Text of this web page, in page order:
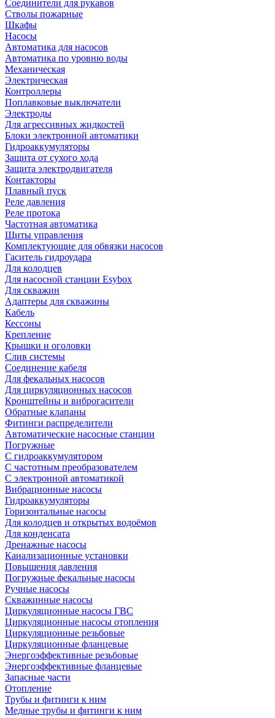
Соединители для рукавов
Стволы пожарные
Шкафы
Насосы
Автоматика для насосов
Автоматика по уровню воды
Механическая
Электрическая
Контроллеры
Поплавковые выключатели
Электроды
Для агрессивных жидкостей
Блоки электронной автоматики
Гидроаккумуляторы
Защита от сухого хода
Защита электродвигателя
Контакторы
Плавный пуск
Реле давления
Реле протока
Частотная автоматика
Щиты управления
Комплектующие для обвязки насосов
Гаситель гидроудара
Для колодцев
Для насосной станции Esybox
Для скважин
Адаптеры для скважины
Кабель
Кессоны
Крепление
Крышки и оголовки
Слив системы
Соединение кабеля
Для фекальных насосов
Для циркуляционных насосов
Кронштейны и виброгасители
Обратные клапаны
Фитинги распределители
Автоматические насосные станции
Погружные
С гидроаккумулятором
С частотным преобразователем
С электронной автоматикой
Вибрационные насосы
Гидроаккумуляторы
Горизонтальные насосы
Для колодцев и открытых водоёмов
Для конденсата
Дренажные насосы
Канализационные установки
Повышения давления
Погружные фекальные насосы
Ручные насосы
Скважинные насосы
Циркуляционные насосы ГВС
Циркуляционные насосы отопления
Циркуляционные резьбовые
Циркуляционные фланцевые
Энергоэффективные резьбовые
Энергоэффективные фланцевые
Запасные части
Отопление
Трубы и фитинги к ним
Медные трубы и фитинги к ним